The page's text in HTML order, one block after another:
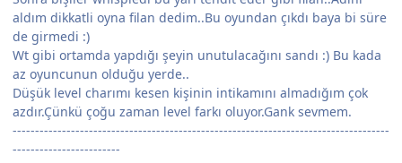
aldım dikkatli oyna filan dedim..Bu oyundan çıkdı baya bi süre
de girmedi :)
Wt gibi ortamda yapdığı şeyin unutulacağını sandı :) Bu kada
az oyuncunun olduğu yerde..
Düşük level charımı kesen kişinin intikamını almadığım çok
azdır.Çünkü çoğu zaman level farkı oluyor.Gank sevmem.
------------------------------------------------------------------------------------
------------------------